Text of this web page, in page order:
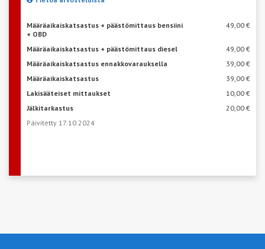
Määräaikaiskatsastus + päästömittaus bensiini
+ OBD
49,00 €
Määräaikaiskatsastus + päästömittaus diesel
49,00 €
Määräaikaiskatsastus ennakkovarauksella
39,00 €
Määräaikaiskatsastus
39,00 €
Lakisääteiset mittaukset
10,00 €
Jälkitarkastus
20,00 €
Päivitetty 17.10.2024